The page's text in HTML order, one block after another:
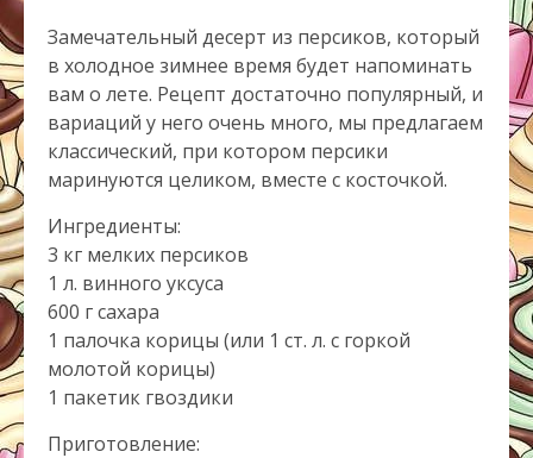
Замечательный десерт из персиков, который
в холодное зимнее время будет напоминать
вам о лете. Рецепт достаточно популярный, и
вариаций у него очень много, мы предлагаем
классический, при котором персики
маринуются целиком, вместе с косточкой.
Ингредиенты:
3 кг мелких персиков
1 л. винного уксуса
600 г сахара
1 палочка корицы (или 1 ст. л. с горкой
молотой корицы)
1 пакетик гвоздики
Приготовление: